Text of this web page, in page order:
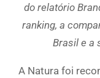
do relatório
ranking, a
Brasil e a
A Natura foi